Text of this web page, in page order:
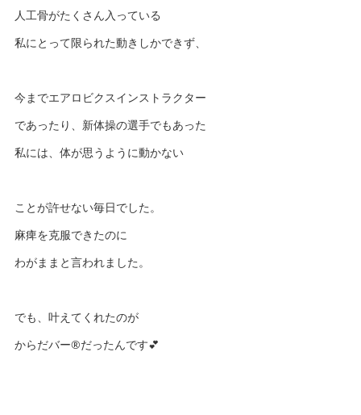
人工骨がたくさん入っている
私にとって限られた動きしかできず、
今までエアロビクスインストラクター
であったり、新体操の選手でもあった
私には、体が思うように動かない
ことが許せない毎日でした。
麻痺を克服できたのに
わがままと言われました。
でも、叶えてくれたのが
からだバー®️だったんです💕